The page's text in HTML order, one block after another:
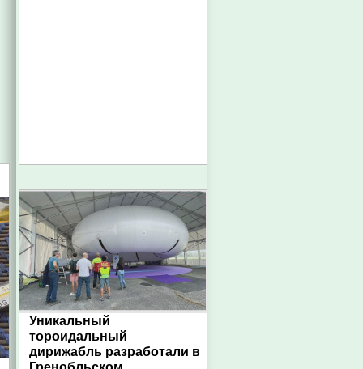
Уникальный
тороидальный
дирижабль разработали в